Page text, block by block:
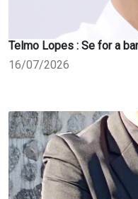
Telmo Lopes : Se for a
16/07/2026